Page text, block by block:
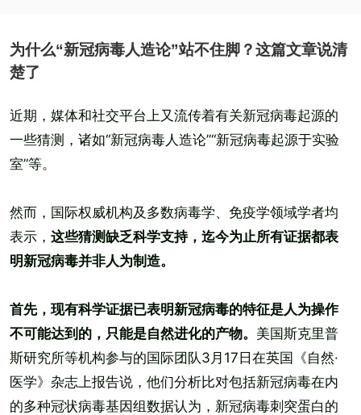
为什么“新冠病毒人造论”站不住脚？这篇文章说清
楚了
近期，媒体和社交平台上又流传着有关新冠病毒起源的
一些猜测，诸如“新冠病毒人造论”“新冠病毒起源于实验
室”等。
然而，国际权威机构及多数病毒学、免疫学领域学者均
表示， 这些猜测缺乏科学支持，迄今为止所有证据都表
明新冠病毒并非人为制造。
首先，现有科学证据已表明新冠病毒的特征是人为操作
不可能达到的，只能是自然进化的产物。 美国斯克里普
斯研究所等机构参与的国际团队3月17日在英国《自然·
医学》杂志上报告说，他们分析比对包括新冠病毒在内
的多种冠状病毒基因组数据认为，新冠病毒刺突蛋白的